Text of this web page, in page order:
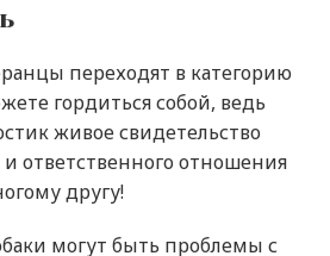
переходят в категорию
гордиться собой, ведь
живое свидетельство
ответственного отношения
другу!
могут быть проблемы с